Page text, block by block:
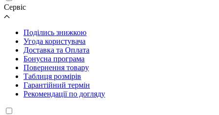
Cервіс
Поділись знижкою
Угода користувача
Доставка та Оплата
Бонусна програма
Повернення товару
Таблиця розмірів
Гарантійний термін
Рекомендації по догляду